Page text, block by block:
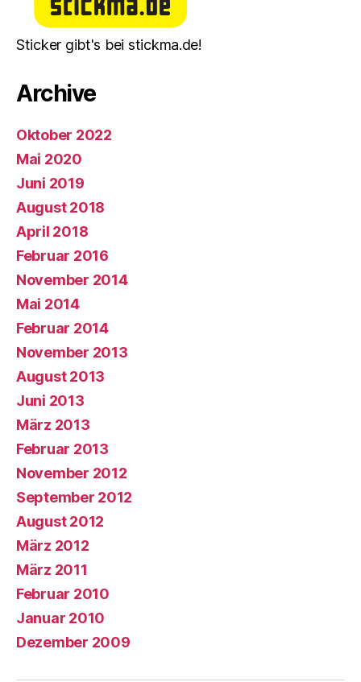
Sticker gibt's bei stickma.de!
Archive
Oktober 2022
Mai 2020
Juni 2019
August 2018
April 2018
Februar 2016
November 2014
Mai 2014
Februar 2014
November 2013
August 2013
Juni 2013
März 2013
Februar 2013
November 2012
September 2012
August 2012
März 2012
März 2011
Februar 2010
Januar 2010
Dezember 2009